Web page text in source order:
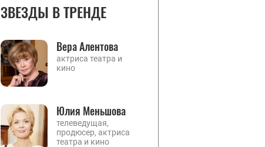
ЗВЕЗДЫ В ТРЕНДЕ
Вера Алентова
актриса театра и
кино
Юлия Меньшова
телеведущая,
продюсер, актриса
театра и кино